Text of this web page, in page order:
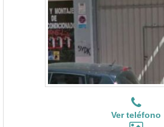
Ver teléfono